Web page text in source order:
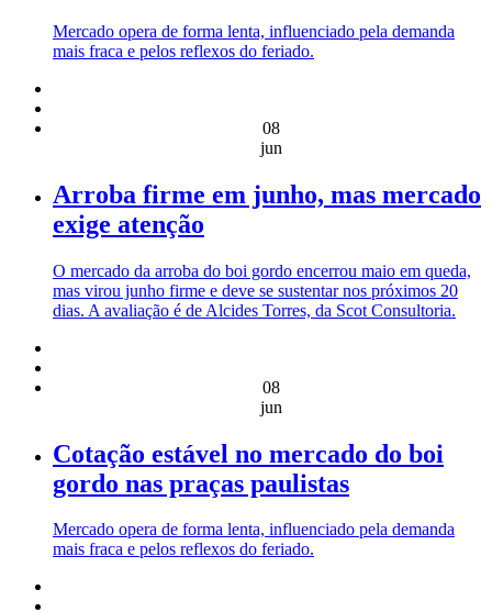
Mercado opera de forma lenta, influenciado pela demanda
mais fraca e pelos reflexos do feriado.
08
jun
Arroba firme em junho, mas mercado
exige atenção
O mercado da arroba do boi gordo encerrou maio em queda,
mas virou junho firme e deve se sustentar nos próximos 20
dias. A avaliação é de Alcides Torres, da Scot Consultoria.
08
jun
Cotação estável no mercado do boi
gordo nas praças paulistas
Mercado opera de forma lenta, influenciado pela demanda
mais fraca e pelos reflexos do feriado.